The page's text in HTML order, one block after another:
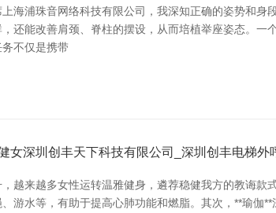
海浦珠音网络科技有限公司，我深知正确的姿势和身
还能改善肩颈、脊柱的摆设，从而培植举座姿态。
不仅是携带
女深圳创丰天下科技有限公司_深圳创丰电梯外
越来越多女性运转温雅健身，遴荐稳健我方的教诲款
游水等，有助于提高心肺功能和燃脂。其次，**瑜伽